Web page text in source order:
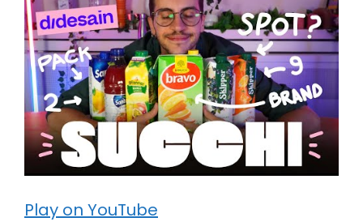
Play on YouTube